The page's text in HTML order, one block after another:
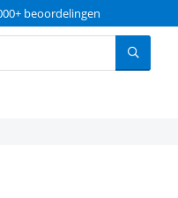
beoordelingen